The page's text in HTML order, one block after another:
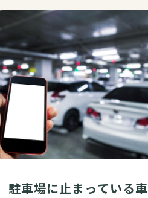
駐車場に止まっている車